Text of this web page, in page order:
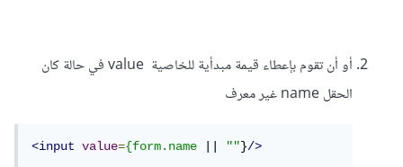
أو أن تقوم بإعطاء قيمة مبدأية للخاصية value في حالة كان
الحقل name غير معرف
<input value={form.name || ""}/>